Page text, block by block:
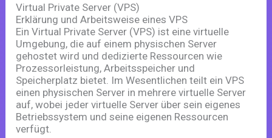
Virtual Private Server (VPS)
Erklärung und Arbeitsweise eines VPS
Ein Virtual Private Server (VPS) ist eine virtuelle
Umgebung, die auf einem physischen Server
gehostet wird und dedizierte Ressourcen wie
Prozessorleistung, Arbeitsspeicher und
Speicherplatz bietet. Im Wesentlichen teilt ein VPS
einen physischen Server in mehrere virtuelle Server
auf, wobei jeder virtuelle Server über sein eigenes
Betriebssystem und seine eigenen Ressourcen
verfügt.